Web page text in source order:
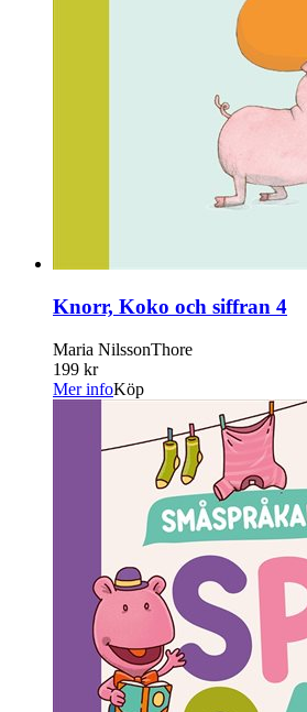
Knorr, Koko och siffran 4
Maria NilssonThore
199 kr
Mer infoKöp